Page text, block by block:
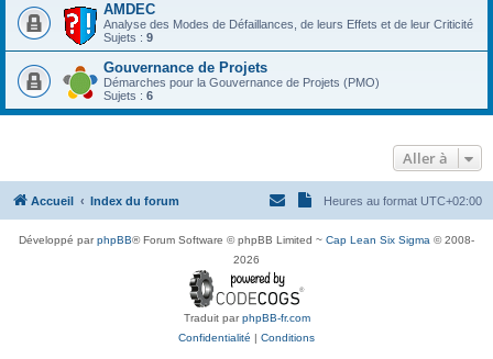
AMDEC
Analyse des Modes de Défaillances, de leurs Effets et de leur Criticité
Sujets : 9
Gouvernance de Projets
Démarches pour la Gouvernance de Projets (PMO)
Sujets : 6
Aller à
Accueil Index du forum Heures au format UTC+02:00
Développé parphpBB® Forum Software © phpBB Limited ~ Cap Lean Six Sigma © 2008-
2026
Traduit parphpBB-fr.com
Confidentialité | Conditions